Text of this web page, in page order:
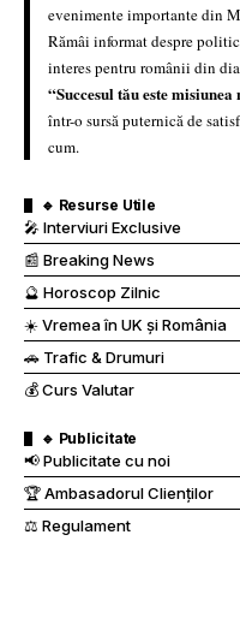
evenimente importante din
Rămâi informat despre
interes pentru românii din
“Succesul tău este misiunea
într-o sursă puternică de
cum.
🔹 Resurse Utile
🎤 Interviuri Exclusive
📰 Breaking News
🔮 Horoscop Zilnic
☀️ Vremea în UK și România
🚗 Trafic & Drumuri
💰 Curs Valutar
🔹 Publicitate
📢 Publicitate cu noi
🏆 Ambasadorul Clienților
⚖️ Regulament